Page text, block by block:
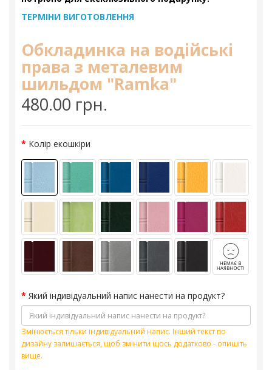
ТЕРМІНИ ВИГОТОВЛЕННЯ
Обкладинка на водійські
права з металевим
шильдом "Ramka"
480.00 грн.
Колір екошкіри
Який індивідуальний напис нанести на продукт?
Змінюється тільки індивідуальний напис. Інший текст по
дизайну залишається, щоб змінити щось додатково - опишіть
вище.